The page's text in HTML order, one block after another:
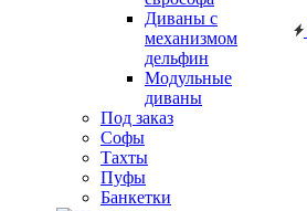
Диваны с
механизмом
дельфин
Модульные
диваны
Под заказ
Софы
Тахты
Пуфы
Банкетки